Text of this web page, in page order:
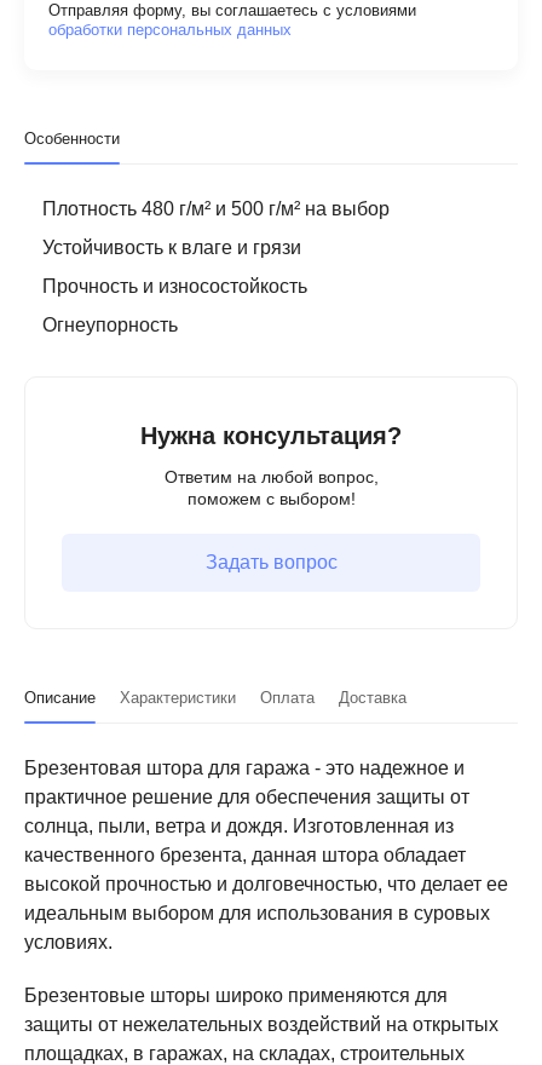
Отправляя форму, вы соглашаетесь с условиями
обработки персональных данных
Описание Характеристики Оплата Доставка
Брезентовая штора для гаража - это надежное и
практичное решение для обеспечения защиты от
солнца, пыли, ветра и дождя. Изготовленная из
качественного брезента, данная штора обладает
высокой прочностью и долговечностью, что делает ее
идеальным выбором для использования в суровых
условиях.
Брезентовые шторы широко применяются для
защиты от нежелательных воздействий на открытых
площадках, в гаражах, на складах, строительных
Особенности
Плотность 480 г/м² и 500 г/м² на выбор
Устойчивость к влаге и грязи
Прочность и износостойкость
Огнеупорность
Нужна консультация?
Ответим на любой вопрос,
поможем с выбором!
Задать вопрос